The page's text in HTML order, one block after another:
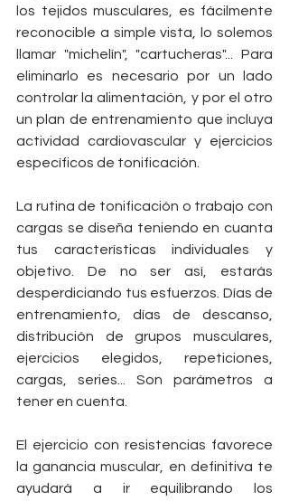
los tejidos musculares, es fácilmente
reconocible a simple vista, lo solemos
llamar "michelín", "cartucheras"... Para
eliminarlo es necesario por un lado
controlar la alimentación, y por el otro
un plan de entrenamiento que incluya
actividad cardiovascular y ejercicios
específicos de tonificación.
La rutina de tonificación o trabajo con
cargas se diseña teniendo en cuanta
tus características individuales y
objetivo. De no ser así, estarás
desperdiciando tus esfuerzos. Días de
entrenamiento, días de descanso,
distribución de grupos musculares,
ejercicios elegidos, repeticiones,
cargas, series... Son parámetros a
tener en cuenta.
El ejercicio con resistencias favorece
la ganancia muscular, en definitiva te
ayudará a ir equilibrando los